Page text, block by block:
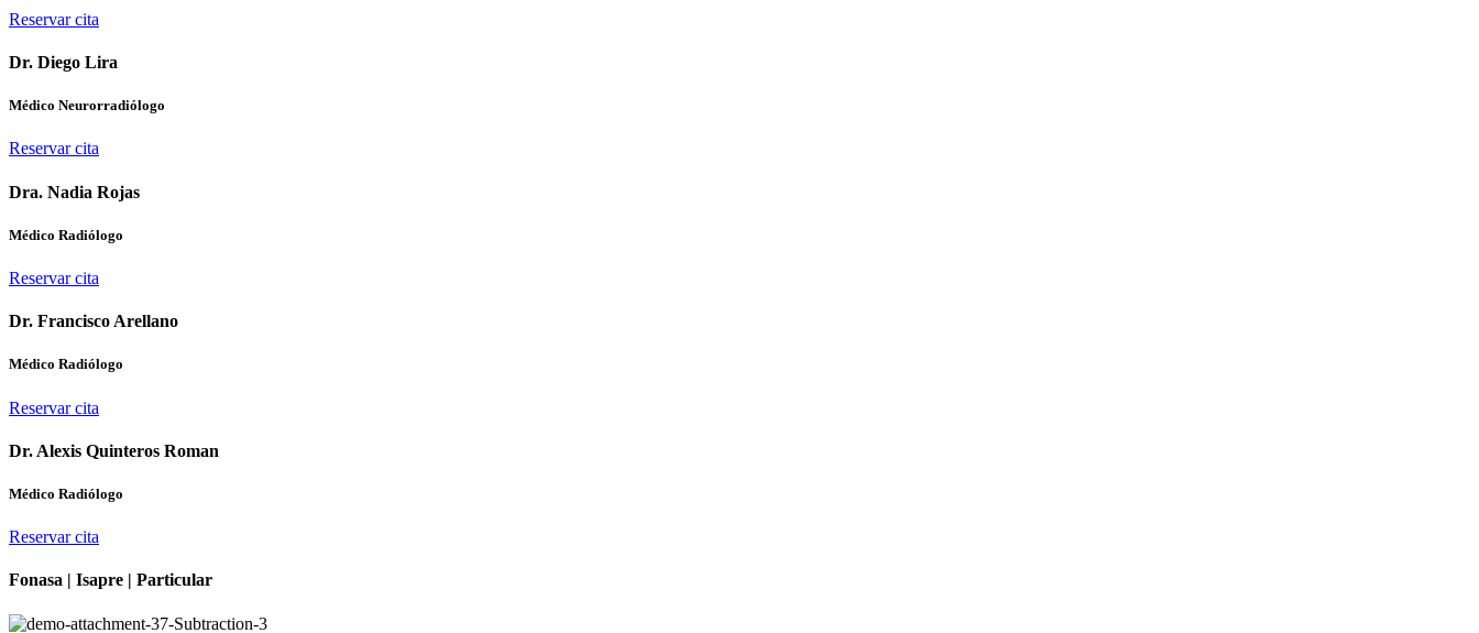
Reservar cita
Dr. Diego Lira
Médico Neurorradiólogo
Reservar cita
Dra. Nadia Rojas
Médico Radiólogo
Reservar cita
Dr. Francisco Arellano
Médico Radiólogo
Reservar cita
Dr. Alexis Quinteros Roman
Médico Radiólogo
Reservar cita
Fonasa | Isapre | Particular